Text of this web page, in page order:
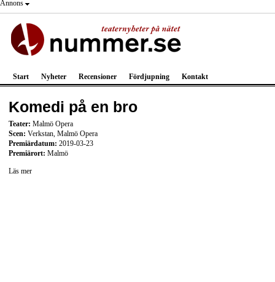
Annons
Start Nyheter Recensioner Fördjupning Kontakt
Komedi på en bro
Teater: Malmö Opera
Scen: Verkstan, Malmö Opera
Premiärdatum: 2019-03-23
Premiärort: Malmö
Läs mer